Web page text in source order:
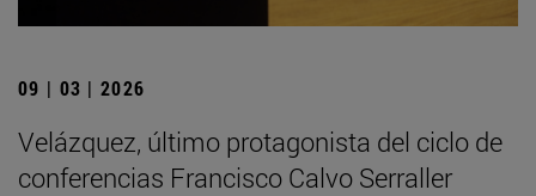
09 | 03 | 2026
Velázquez, último protagonista del ciclo de
conferencias Francisco Calvo Serraller